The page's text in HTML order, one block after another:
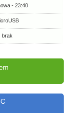
- 23:40
brak